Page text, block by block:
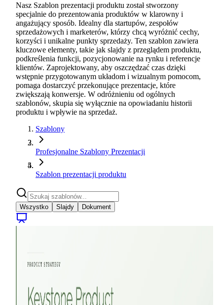
Nasz Szablon prezentacji produktu został stworzony
specjalnie do prezentowania produktów w klarowny i
angażujący sposób. Idealny dla startupów, zespołów
sprzedażowych i marketerów, którzy chcą wyróżnić cechy,
korzyści i unikalne punkty sprzedaży. Ten szablon zawiera
kluczowe elementy, takie jak slajdy z przeglądem produktu,
podkreślenia funkcji, pozycjonowanie na rynku i referencje
klientów. Zaprojektowany, aby oszczędzać czas dzięki
wstępnie przygotowanym układom i wizualnym pomocom,
pomaga dostarczyć przekonujące prezentacje, które
zwiększają konwersje. W odróżnieniu od ogólnych
szablonów, skupia się wyłącznie na opowiadaniu historii
produktu i wpływie na sprzedaż.
Szablony
Profesjonalne Szablony Prezentacji
Szablon prezentacji produktu
Wszystko Slajdy Dokument